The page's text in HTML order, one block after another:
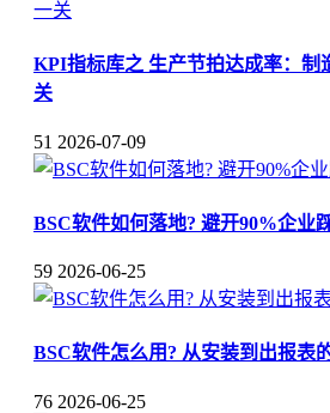
KPI指标库之 生产节拍达成率：制
关
51 2026-07-09
BSC软件如何落地? 避开90%企业
59 2026-06-25
BSC软件怎么用? 从安装到出报表
76 2026-06-25